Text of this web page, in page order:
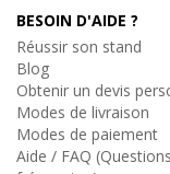
Applications :
• Chaînage de
• Eclairage
patrimoniaux.
• Installations
• Projets d'éclairage
BESOIN D'AIDE ?
Réussir son stand
Blog
Obtenir un devis
Modes de livraison
Modes de paiement
Aide / FAQ (Questions